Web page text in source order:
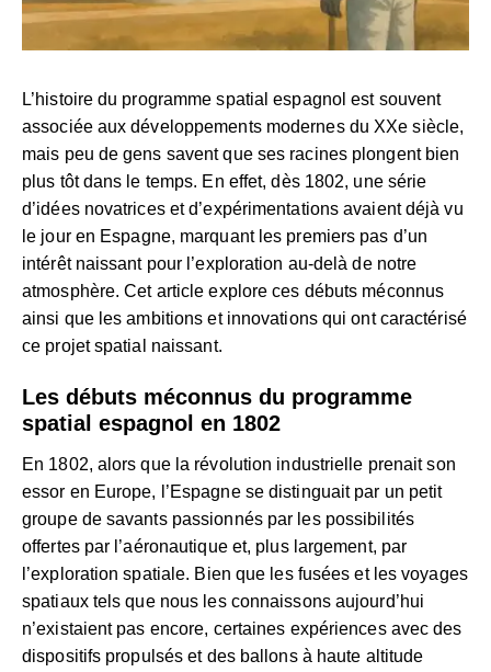
L’histoire du programme spatial espagnol est souvent
associée aux développements modernes du XXe siècle,
mais peu de gens savent que ses racines plongent bien
plus tôt dans le temps. En effet, dès 1802, une série
d’idées novatrices et d’expérimentations avaient déjà vu
le jour en Espagne, marquant les premiers pas d’un
intérêt naissant pour l’exploration au-delà de notre
atmosphère. Cet article explore ces débuts méconnus
ainsi que les ambitions et innovations qui ont caractérisé
ce projet spatial naissant.
Les débuts méconnus du programme
spatial espagnol en 1802
En 1802, alors que la révolution industrielle prenait son
essor en Europe, l’Espagne se distinguait par un petit
groupe de savants passionnés par les possibilités
offertes par l’aéronautique et, plus largement, par
l’exploration spatiale. Bien que les fusées et les voyages
spatiaux tels que nous les connaissons aujourd’hui
n’existaient pas encore, certaines expériences avec des
dispositifs propulsés et des ballons à haute altitude